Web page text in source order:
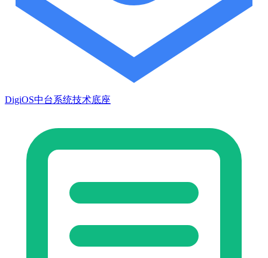
DigiOS中台系统技术底座